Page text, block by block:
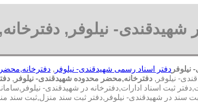
شهیدقندی- نیلوفر,
دفتر اسناد رسمی شهیدقندی- نیلوفر ,
نیلوفر, دفترخانه,محضر محدوده شهیدقندی- نیلوفر ,
ثبت اسناد ادارات,دفترخانه در شهیدقندی-
ثبت سند در شهیدقندی- نیلوفر,دفتر ثبت سند منزل,ثبت